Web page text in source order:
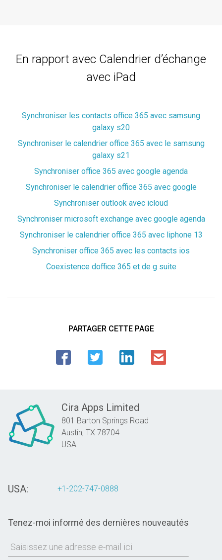
En rapport avec Calendrier d’échange
avec iPad
Synchroniser les contacts office 365 avec samsung
galaxy s20
Synchroniser le calendrier office 365 avec le samsung
galaxy s21
Synchroniser office 365 avec google agenda
Synchroniser le calendrier office 365 avec google
Synchroniser outlook avec icloud
Synchroniser microsoft exchange avec google agenda
Synchroniser le calendrier office 365 avec liphone 13
Synchroniser office 365 avec les contacts ios
Coexistence doffice 365 et de g suite
PARTAGER CETTE PAGE
Cira Apps Limited
801 Barton Springs Road
Austin, TX 78704
USA
USA: +1-202-747-0888
Tenez-moi informé des dernières nouveautés